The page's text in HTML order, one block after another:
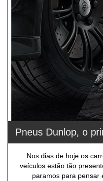
Pneus Dunlop, o
Nos dias de hoje os
veículos estão tão
paramos para pensar